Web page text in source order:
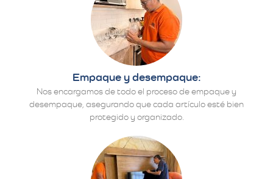
Empaque y desempaque:
Nos encargamos de todo el proceso de empaque y
desempaque, asegurando que cada artículo esté bien
protegido y organizado.